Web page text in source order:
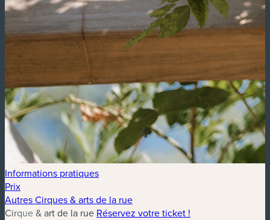
Informations pratiques
Prix
Autres Cirques & arts de la rue
Cirque & art de la rue Réservez votre ticket !